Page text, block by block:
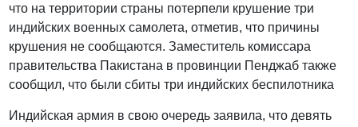
что на территории страны потерпели крушение три
индийских военных самолета, отметив, что причины
крушения не сообщаются. Заместитель комиссара
правительства Пакистана в провинции Пенджаб также
сообщил, что были сбиты три индийских беспилотника
Индийская армия в свою очередь заявила, что девять